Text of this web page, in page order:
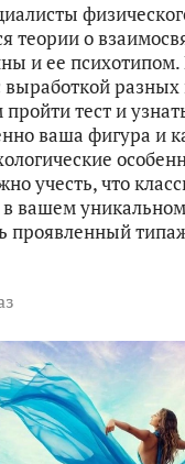
теории о
и ее психотипом.
тест и
ваша фигура и
учесть, что
вашем
проявленный